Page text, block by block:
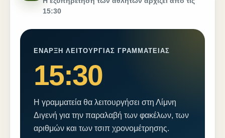
15:30
ΕΝΑΡΞΗ ΛΕΙΤΟΥΡΓΙΑΣ ΓΡΑΜΜΑΤΕΙΑΣ
15:30
Η γραμματεία θα λειτουργήσει στη Λίμνη
Διγενή για την παραλαβή των φακέλων, των
αριθμών και των τσιπ χρονομέτρησης.